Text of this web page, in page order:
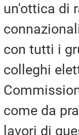
un'ottica di
con tutti i
colleghi
come da
lavori di